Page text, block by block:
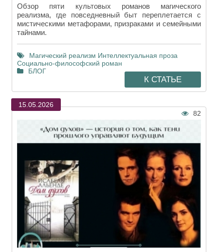
Обзор пяти культовых романов магического
реализма, где повседневный быт переплетается с
мистическими метафорами, призраками и семейными
тайнами.
Магический реализм Интеллектуальная проза
Социально-философский роман
БЛОГ
К СТАТЬЕ
15.05.2026
82